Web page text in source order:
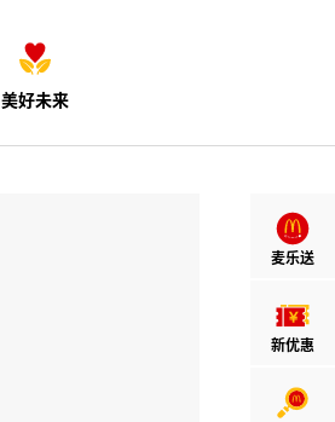
美好未来
麦乐送
新优惠